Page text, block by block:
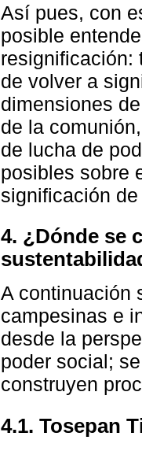
Así pues, con
posible
resignificación:
de volver a
dimensiones
de la
de lucha de
posibles sobre
significación
4. ¿Dónde se
A continuación
campesinas e
desde la
poder social;
construyen
4.1. Tosepan